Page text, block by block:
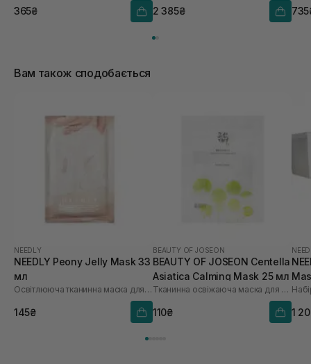
365₴ 2 385₴
Вам також сподобається
NEEDLY
NEEDLY Peony Jelly Mask 33
мл
Освітлююча тканинна маска для обличчя
145₴
BEAUTY OF JOSEON
BEAUTY OF JOSEON Centella
Asiatica Calming Mask 25 мл
Тканинна освіжаюча маска для обличчя
110₴ 1